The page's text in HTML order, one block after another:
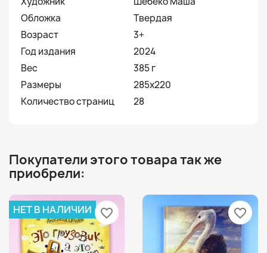
Обложка
Твердая
Возраст
3+
Год издания
2024
Вес
385 г
Размеры
285x220
Количество страниц
28
Покупатели этого товара так же
приобрели:
НЕТ В НАЛИЧИИ favorite_border favorite_border